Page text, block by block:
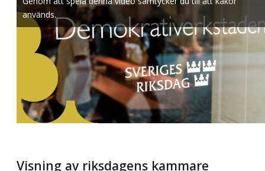
används.
Visning av riksdagens kammare